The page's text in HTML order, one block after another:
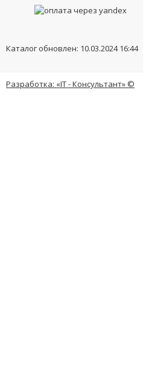
Каталог обновлен: 10.03.2024 16:44
Разработка: «IT - Консультант» ©